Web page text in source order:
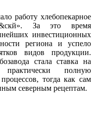
работу хлебопекарное
За это время
инвестиционных
региона и успело
видов продукции.
стала ставка на
полную
тогда как сам
северным рецептам.